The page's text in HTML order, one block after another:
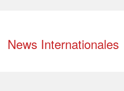
News Internationales